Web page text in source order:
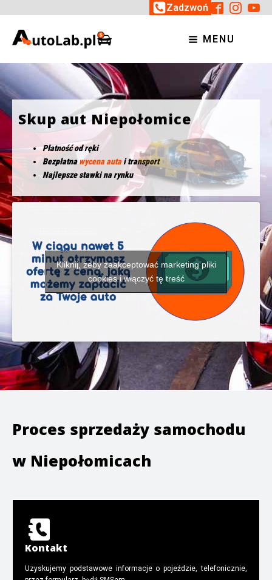
Zadzwoń
MENU
Skup aut Niepołomice
Płatność od ręki
Bezpłatnawycena autai transport
Najlepsze stawki na rynku
Kliknij, żeby zaakceptować marketing pliki
cookies i włączyć tę treść
Proces sprzedaży samochodu
w Niepołomicach
Kontakt
Uzyskujemy podstawowe informacje o pojeździe, telefonicznie,